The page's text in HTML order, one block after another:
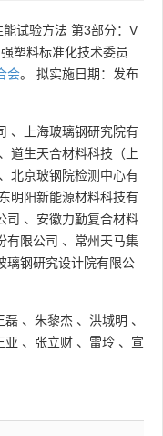
试验方法 第3部分：V
强塑料标准化技术委员
会。 拟实施日期：发布
、
上海玻璃钢研究院有
、 道生天合材料科技（上
、 北京玻钢院检测中心有
明阳新能源材料科技有
司 、 安徽力勤复合材料
有限公司 、 常州天马集
璃钢研究设计院有限公
磊 、 朱黎杰 、 洪城明 、
亚 、 张立财 、 雷玲 、 宣